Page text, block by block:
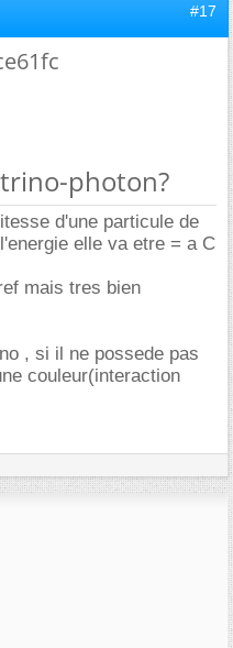
#17
photon?
d'une particule de
elle va etre = a C
mais tres bien
, si il ne possede pas
couleur(interaction